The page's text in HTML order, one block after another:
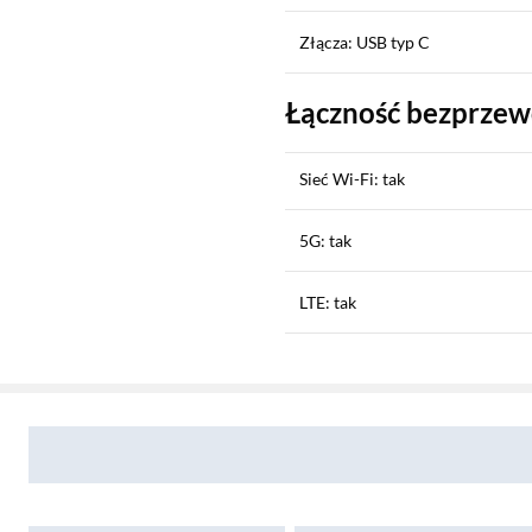
Złącza: USB typ C
Łączność
Sieć Wi-Fi: tak
5G: tak
LTE: tak
Bluetooth: tak v5.2
GPRS / EDGE: tak / tak